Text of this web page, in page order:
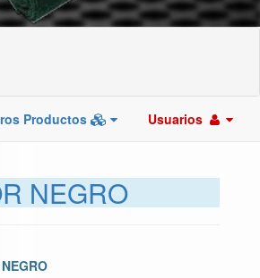
Productos Usuarios
NEGRO